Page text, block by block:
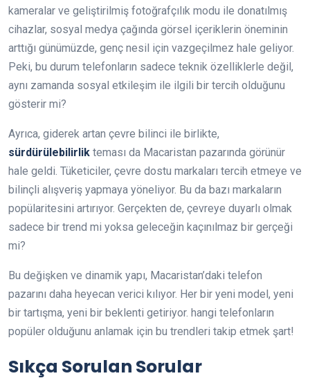
kameralar ve geliştirilmiş fotoğrafçılık modu ile donatılmış
cihazlar, sosyal medya çağında görsel içeriklerin öneminin
arttığı günümüzde, genç nesil için vazgeçilmez hale geliyor.
Peki, bu durum telefonların sadece teknik özelliklerle değil,
aynı zamanda sosyal etkileşim ile ilgili bir tercih olduğunu
gösterir mi?
Ayrıca, giderek artan çevre bilinci ile birlikte,
sürdürülebilirlik teması da Macaristan pazarında görünür
hale geldi. Tüketiciler, çevre dostu markaları tercih etmeye ve
bilinçli alışveriş yapmaya yöneliyor. Bu da bazı markaların
popülaritesini artırıyor. Gerçekten de, çevreye duyarlı olmak
sadece bir trend mi yoksa geleceğin kaçınılmaz bir gerçeği
mi?
Bu değişken ve dinamik yapı, Macaristan’daki telefon
pazarını daha heyecan verici kılıyor. Her bir yeni model, yeni
bir tartışma, yeni bir beklenti getiriyor. hangi telefonların
popüler olduğunu anlamak için bu trendleri takip etmek şart!
Sıkça Sorulan Sorular